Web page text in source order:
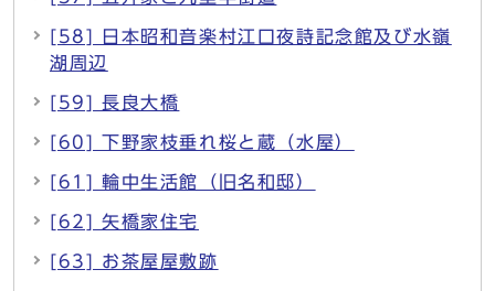
[58] 日本昭和音楽村江口夜詩記念館及び水嶺
湖周辺
[59] 長良大橋
[60] 下野家枝垂れ桜と蔵（水屋）
[61] 輪中生活館（旧名和邸）
[62] 矢橋家住宅
[63] お茶屋屋敷跡